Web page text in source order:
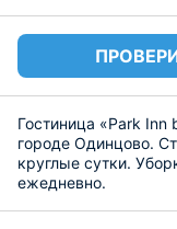
Гостиница «Park Inn
городе Одинцово.
круглые сутки.
ежедневно.